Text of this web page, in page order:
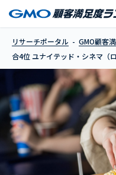
リサーチポータル GMO顧客
合4位 ユナイテッド・シネマ（